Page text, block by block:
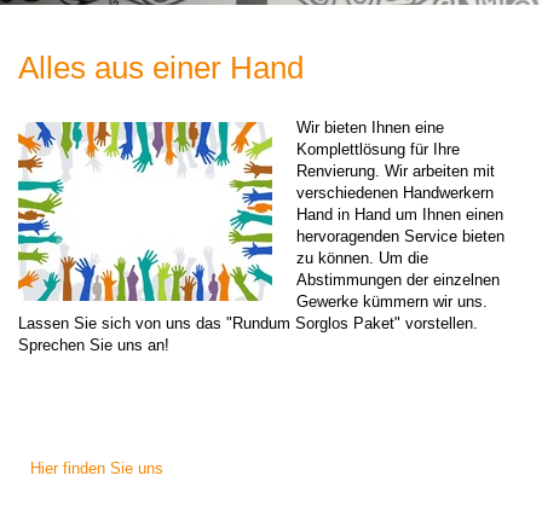
Alles aus einer Hand
Wir bieten Ihnen eine
Komplettlösung für Ihre
Renvierung. Wir arbeiten mit
verschiedenen Handwerkern
Hand in Hand um Ihnen einen
hervoragenden Service bieten
zu können. Um die
Abstimmungen der einzelnen
Gewerke kümmern wir uns.
Lassen Sie sich von uns das "Rundum Sorglos Paket" vorstellen.
Sprechen Sie uns an!
Hier finden Sie uns